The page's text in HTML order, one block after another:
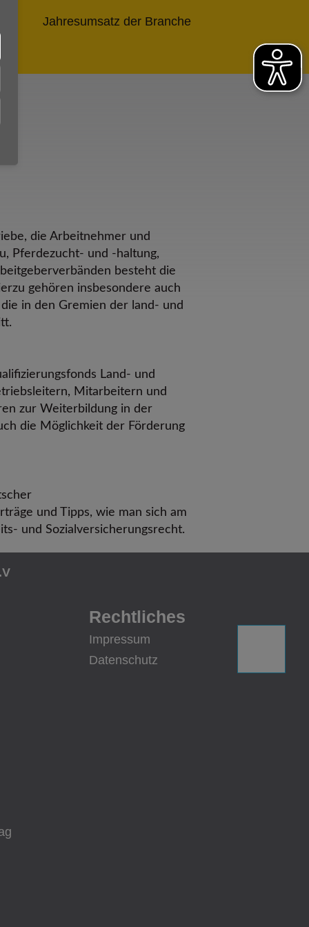
Jahresumsatz der Branche
die Arbeitnehmer und
Pferdezucht- und -haltung,
besteht die
gehören insbesondere auch
in den Gremien der land- und
Land- und
Mitarbeitern und
zur Weiterbildung in der
die Möglichkeit der Förderung
und Tipps, wie man sich am
und Sozialversicherungsrecht.
Rechtliches
Impressum
Datenschutz